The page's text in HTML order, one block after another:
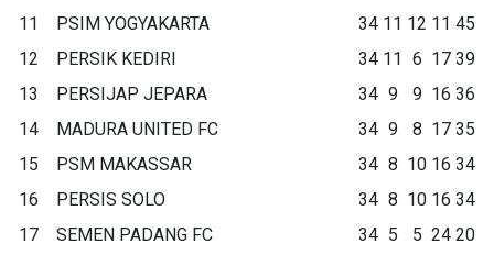
11
PSIM YOGYAKARTA 34 11 12 11 45
12
PERSIK KEDIRI 34 11 6 17 39
13
PERSIJAP JEPARA 34 9 9 16 36
14
MADURA UNITED FC 34 9 8 17 35
15
PSM MAKASSAR 34 8 10 16 34
16
PERSIS SOLO 34 8 10 16 34
17
SEMEN PADANG FC 34 5 5 24 20